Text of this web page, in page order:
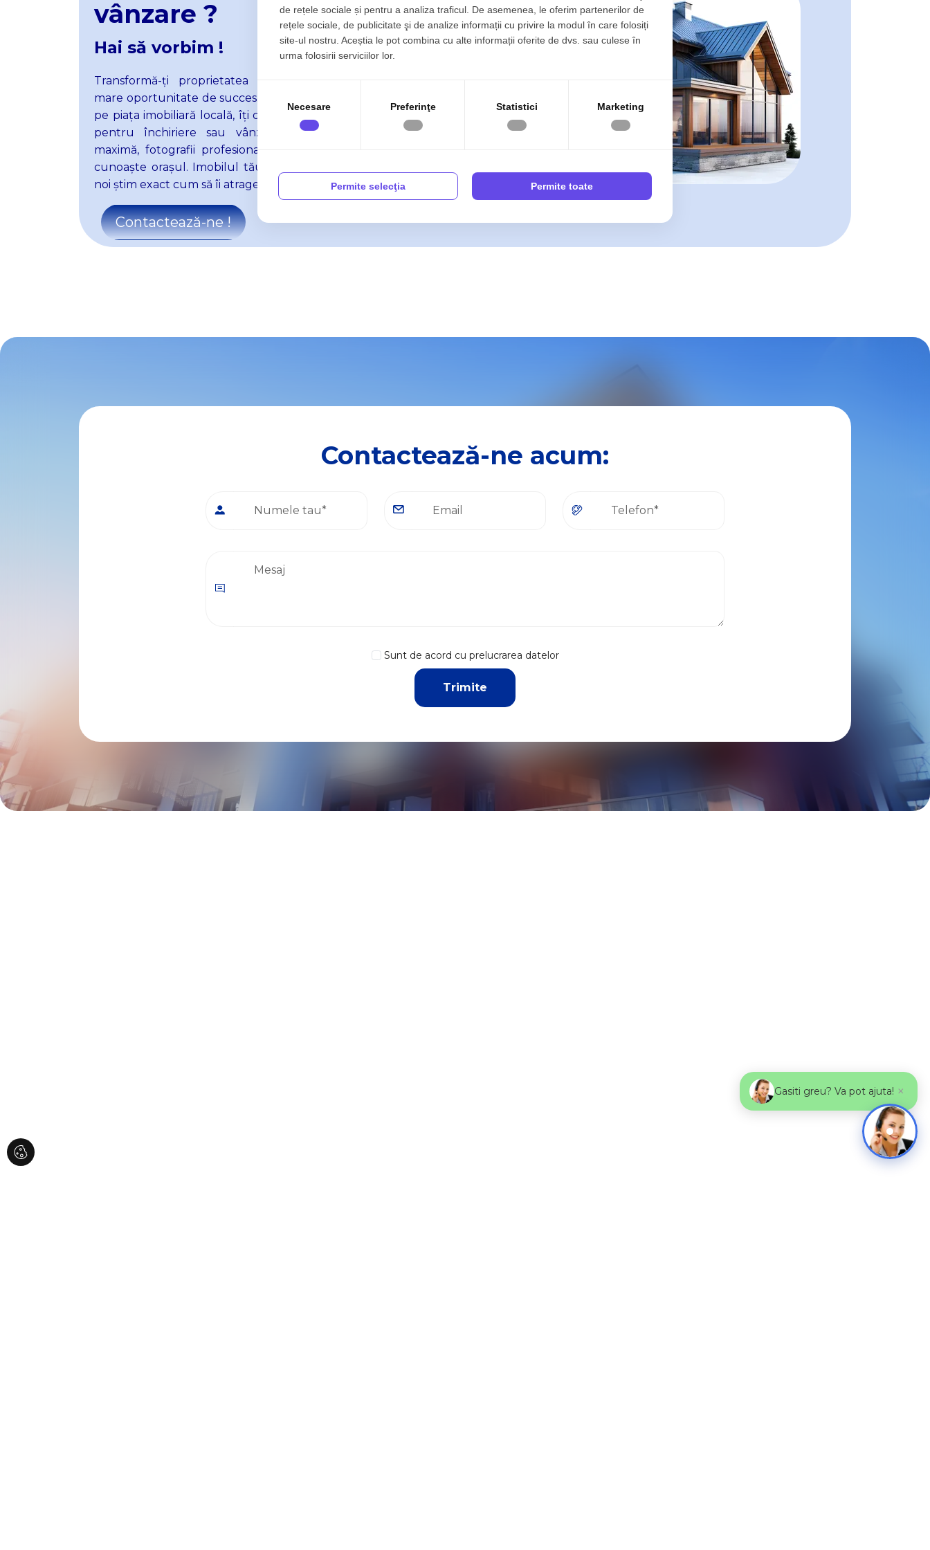
Spatii comerciale de inchiriat in Alba Iulia
Industriala
Spatii comerciale de inchiriat in Alba Iulia
Tolstoi
Spatii industriale de inchiriat in Alba Iulia
Cetate
Spatii industriale de inchiriat in Alba Iulia
vânzare ?
Hai să vorbim !
Transformă-ți proprietatea ta din Alba Iulia în cea mai
mare oportunitate de succes. Cu experiența noastră de 28 ani
pe piața imobiliară locală, îți oferim servicii complete de listare
pentru închiriere sau vânzare. Beneficiezi de expunere
maximă, fotografii profesionale și o echipă dedicată care își
cunoaște orașul. Imobilul tău merită cei mai buni clienți - iar
noi știm exact cum să îi atragem.
Contactează-ne !
Contactează-ne acum:
Sunt de acord cu prelucrarea datelor
Gasiti greu? Va pot ajuta! ×
de rețele sociale și pentru a analiza traficul. De asemenea, le oferim partenerilor de
rețele sociale, de publicitate şi de analize informații cu privire la modul în care folosiți
site-ul nostru. Aceștia le pot combina cu alte informații oferite de dvs. sau culese în
urma folosirii serviciilor lor.
Necesare Preferinţe Statistici Marketing
Permite selecţia Permite toate